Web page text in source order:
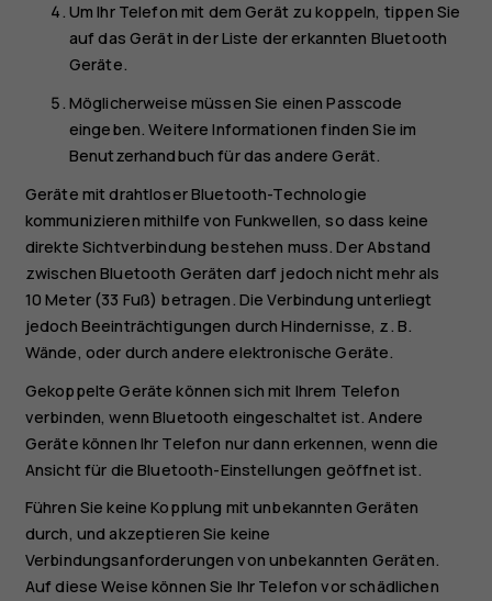
Um Ihr Telefon mit dem Gerät zu koppeln, tippen Sie
auf das Gerät in der Liste der erkannten Bluetooth
Geräte.
Möglicherweise müssen Sie einen Passcode
eingeben. Weitere Informationen finden Sie im
Benutzerhandbuch für das andere Gerät.
Geräte mit drahtloser Bluetooth-Technologie
kommunizieren mithilfe von Funkwellen, so dass keine
direkte Sichtverbindung bestehen muss. Der Abstand
zwischen Bluetooth Geräten darf jedoch nicht mehr als
10 Meter (33 Fuß) betragen. Die Verbindung unterliegt
jedoch Beeinträchtigungen durch Hindernisse, z. B.
Wände, oder durch andere elektronische Geräte.
Gekoppelte Geräte können sich mit Ihrem Telefon
verbinden, wenn Bluetooth eingeschaltet ist. Andere
Geräte können Ihr Telefon nur dann erkennen, wenn die
Ansicht für die Bluetooth-Einstellungen geöffnet ist.
Führen Sie keine Kopplung mit unbekannten Geräten
durch, und akzeptieren Sie keine
Verbindungsanforderungen von unbekannten Geräten.
Auf diese Weise können Sie Ihr Telefon vor schädlichen